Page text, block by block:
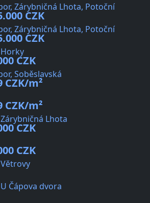
Zárybničná Lhota, Potoční
CZK
Zárybničná Lhota, Potoční
CZK
CZK
Soběslavská
CZK/m²
CZK/m²
Lhota
CZK
CZK
Čápova dvora